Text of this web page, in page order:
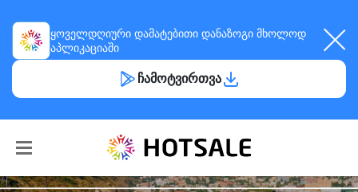
ყოველდღიური დამატებითი დანაზოგი მხოლოდ
აპლიკაციაში
ჩამოტვირთვა